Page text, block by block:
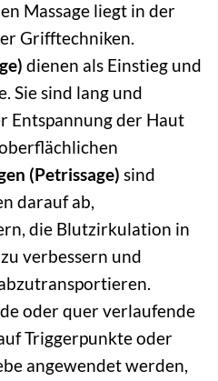
Massage liegt in der
Grifftechniken.
dienen als Einstieg und
Sie sind lang und
Entspannung der Haut
(Petrissage) sind
darauf ab,
die Blutzirkulation in
verbessern und
oder quer verlaufende
Triggerpunkte oder
angewendet werden,